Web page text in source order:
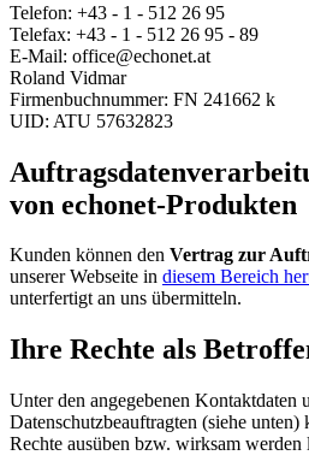
Telefon: +43 - 1 - 512 26 95
Telefax: +43 - 1 - 512 26 95 - 89
E-Mail: office@echonet.at
Roland Vidmar
Firmenbuchnummer: FN 241662 k
UID: ATU 57632823
von echonet-Produkten
Kunden können den Vertrag zur
unserer Webseite in diesem Bereich
unterfertigt an uns übermitteln.
Ihre Rechte als
Unter den angegebenen Kontaktdaten
Datenschutzbeauftragten (siehe
Rechte ausüben bzw. wirksam werden